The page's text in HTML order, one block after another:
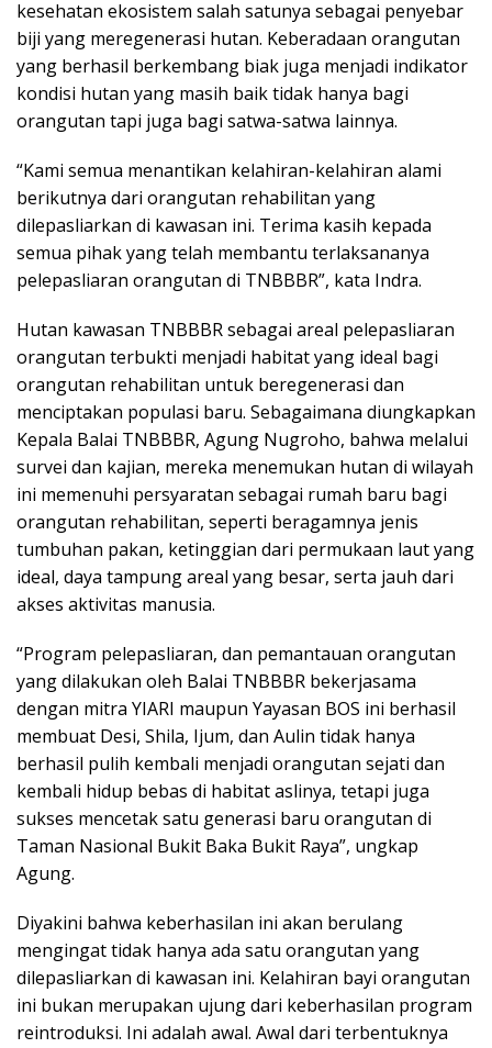
kesehatan ekosistem salah satunya sebagai penyebar
biji yang meregenerasi hutan. Keberadaan orangutan
yang berhasil berkembang biak juga menjadi indikator
kondisi hutan yang masih baik tidak hanya bagi
orangutan tapi juga bagi satwa-satwa lainnya.
“Kami semua menantikan kelahiran-kelahiran alami
berikutnya dari orangutan rehabilitan yang
dilepasliarkan di kawasan ini. Terima kasih kepada
semua pihak yang telah membantu terlaksananya
pelepasliaran orangutan di TNBBBR”, kata Indra.
Hutan kawasan TNBBBR sebagai areal pelepasliaran
orangutan terbukti menjadi habitat yang ideal bagi
orangutan rehabilitan untuk beregenerasi dan
menciptakan populasi baru. Sebagaimana diungkapkan
Kepala Balai TNBBBR, Agung Nugroho, bahwa melalui
survei dan kajian, mereka menemukan hutan di wilayah
ini memenuhi persyaratan sebagai rumah baru bagi
orangutan rehabilitan, seperti beragamnya jenis
tumbuhan pakan, ketinggian dari permukaan laut yang
ideal, daya tampung areal yang besar, serta jauh dari
akses aktivitas manusia.
“Program pelepasliaran, dan pemantauan orangutan
yang dilakukan oleh Balai TNBBBR bekerjasama
dengan mitra YIARI maupun Yayasan BOS ini berhasil
membuat Desi, Shila, Ijum, dan Aulin tidak hanya
berhasil pulih kembali menjadi orangutan sejati dan
kembali hidup bebas di habitat aslinya, tetapi juga
sukses mencetak satu generasi baru orangutan di
Taman Nasional Bukit Baka Bukit Raya”, ungkap
Agung.
Diyakini bahwa keberhasilan ini akan berulang
mengingat tidak hanya ada satu orangutan yang
dilepasliarkan di kawasan ini. Kelahiran bayi orangutan
ini bukan merupakan ujung dari keberhasilan program
reintroduksi. Ini adalah awal. Awal dari terbentuknya